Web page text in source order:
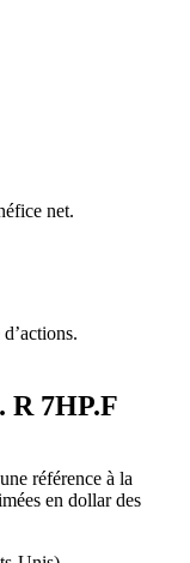
net.
R 7HP.F
référence à la
en dollar des